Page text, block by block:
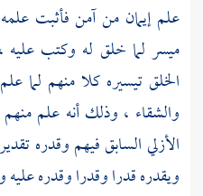
علم إيمان من آمن فأثبت
ميسر لما خلق له وكتب
الخلق تيسيره كلا منهم لما
والشقاء ، وذلك أنه علم
الأزلي السابق فيهم وقدره
ويقدره قدرا وقدرا وقدره عليه